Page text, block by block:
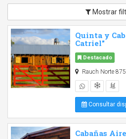
Mostrar
Quinta y
Catriel"
Destacado
Rauch Norte 875
Consultar
Cabañas